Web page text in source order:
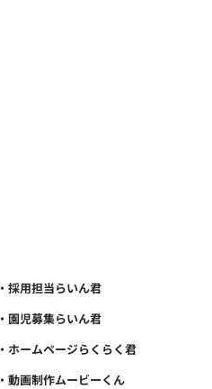
・採用担当らいん君
・園児募集らいん君
・動画制作ムービーくん
・ホームページらくらく君